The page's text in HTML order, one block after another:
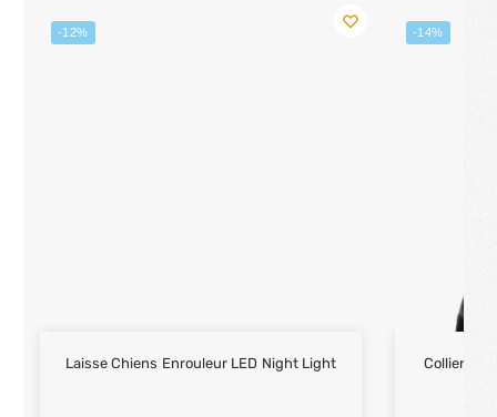
-12%
Laisse Chiens Enrouleur LED Night Light
-14%
Collier